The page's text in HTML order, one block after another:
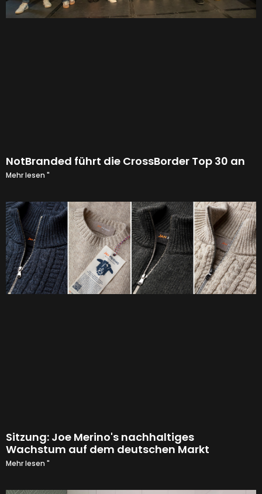
NotBranded führt die CrossBorder Top 30 an
Mehr lesen "
Sitzung: Joe Merino's nachhaltiges
Wachstum auf dem deutschen Markt
Mehr lesen "